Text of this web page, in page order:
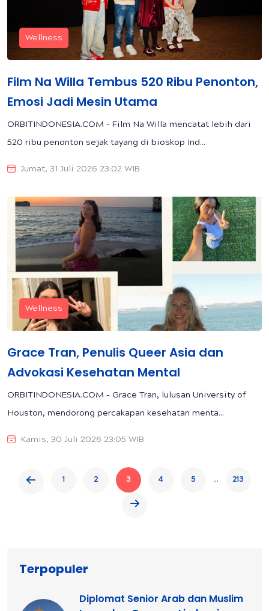
Wellness
Film Na Willa Tembus 520 Ribu Penonton,
Emosi Jadi Mesin Utama
ORBITINDONESIA.COM – Film Na Willa mencatat lebih dari
520 ribu penonton sejak tayang di bioskop Ind...
Jumat, 31 Juli 2026 23:02 WIB
Wellness
Grace Tran, Penulis Queer Asia dan
Advokasi Kesehatan Mental
ORBITINDONESIA.COM – Grace Tran, lulusan University of
Houston, mendorong percakapan kesehatan menta...
Kamis, 30 Juli 2026 23:05 WIB
1 2 3 4 5 ... 213
Terpopuler
Diplomat Senior Arab dan Muslim